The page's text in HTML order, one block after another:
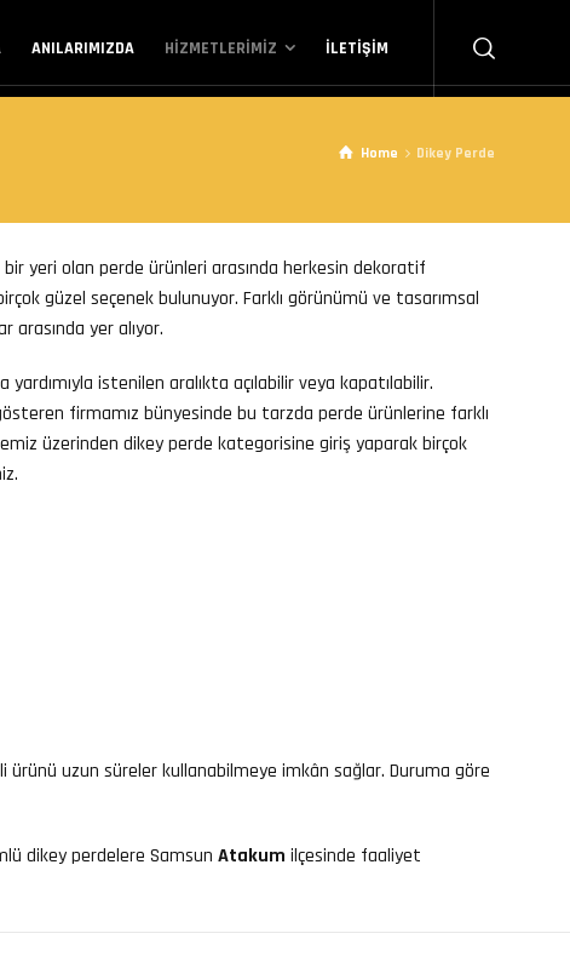
ANILARIMIZDA HIZMETLERIMIZ İLETIŞIM
Home Dikey Perde
yeri olan perde ürünleri arasında herkesin dekoratif
güzel seçenek bulunuyor. Farklı görünümü ve tasarımsal
arasında yer alıyor.
istenilen aralıkta açılabilir veya kapatılabilir.
firmamız bünyesinde bu tarzda perde ürünlerine farklı
üzerinden dikey perde kategorisine giriş yaparak birçok
ürünü uzun süreler kullanabilmeye imkân sağlar. Duruma göre
dikey perdelere Samsun Atakum ilçesinde faaliyet